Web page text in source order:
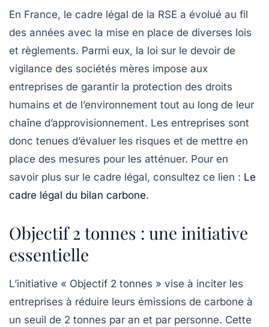
En France, le cadre légal de la RSE a évolué au fil
des années avec la mise en place de diverses lois
et règlements. Parmi eux, la loi sur le devoir de
vigilance des sociétés mères impose aux
entreprises de garantir la protection des droits
humains et de l’environnement tout au long de leur
chaîne d’approvisionnement. Les entreprises sont
donc tenues d’évaluer les risques et de mettre en
place des mesures pour les atténuer. Pour en
savoir plus sur le cadre légal, consultez ce lien : Le
cadre légal du bilan carbone.
Objectif 2 tonnes : une initiative
essentielle
L’initiative « Objectif 2 tonnes » vise à inciter les
entreprises à réduire leurs émissions de carbone à
un seuil de 2 tonnes par an et par personne. Cette